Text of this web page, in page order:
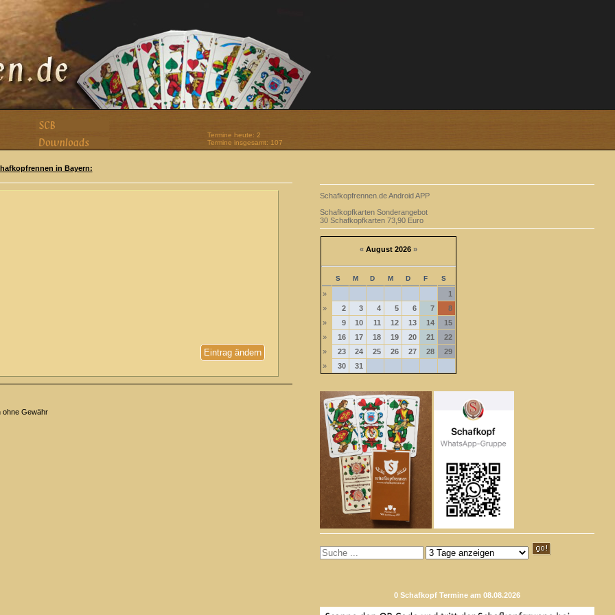
Termine heute: 2
Termine insgesamt: 107
in Bayern:
Eintrag ändern
ohne Gewähr
Schafkopfrennen.de Android APP
Schafkopfkarten Sonderangebot
30 Schafkopfkarten 73,90 Euro
« August 2026 »
S M D M D F S
»
1
»
2 3 4 5 6 7
8
»
9 10 11 12 13 14
15
»
16 17 18 19 20 21
22
»
23 24 25 26 27 28
29
»
30 31
0 Schafkopf Termine am 08.08.2026